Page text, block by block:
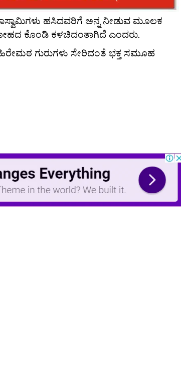
ಹಸಿದವರಿಗೆ ಅನ್ನ ನೀಡುವ ಮೂಲಕ
ಕೊಂಡಿ ಕಳಚಿದಂತಾಗಿದೆ ಎಂದರು.
ಗುರುಗಳು ಸೇರಿದಂತೆ ಭಕ್ತ ಸಮೂಹ